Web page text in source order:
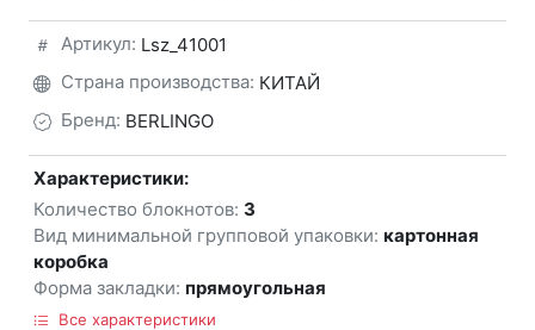
Артикул: Lsz_41001
Страна производства: КИТАЙ
Бренд: BERLINGO
Характеристики:
Количество блокнотов: 3
Вид минимальной групповой упаковки: картонная
коробка
Форма закладки: прямоугольная
Все характеристики